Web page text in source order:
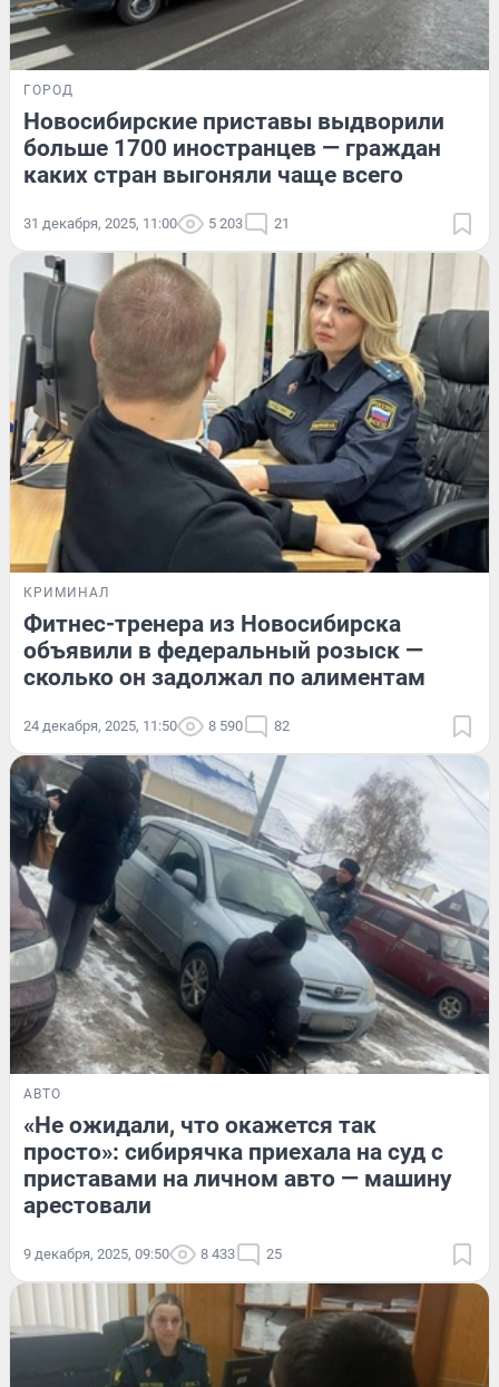
ГОРОД
Новосибирские приставы выдворили
больше 1700 иностранцев — граждан
каких стран выгоняли чаще всего
31 декабря, 2025, 11:00 5 203 21
КРИМИНАЛ
Фитнес-тренера из Новосибирска
объявили в федеральный розыск —
сколько он задолжал по алиментам
24 декабря, 2025, 11:50 8 590 82
АВТО
«Не ожидали, что окажется так
просто»: сибирячка приехала на суд с
приставами на личном авто — машину
арестовали
9 декабря, 2025, 09:50 8 433 25